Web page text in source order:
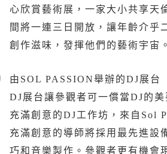
心欣賞藝術展，一家大小共享天
間將一連三日開放，讓年齡介乎
創作滋味，發揮他們的藝術宇宙。
由SOL PASSION舉辦的DJ展台
DJ展台讓參觀者可一償當DJ的
充滿創意的DJ工作坊，來自Sol
充滿創意的導師將採用最先進設
巧和音樂製作。參觀者更有機會